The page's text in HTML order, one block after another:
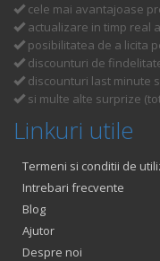
cele mai avantajoase
actualizare in timp real
posibilitatea de a licita
discounturi de
discounturi last minute
si multe alte surprize
Linkuri utile
Termeni si conditii de
Intrebari frecvente
Blog
Ajutor
Despre noi